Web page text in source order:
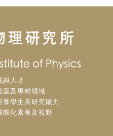
與人才
室及專精領域
養學生具研究能力
際化素養及視野